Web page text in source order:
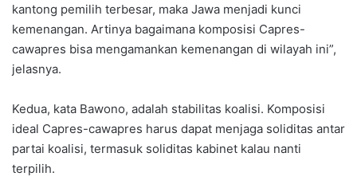
kantong pemilih terbesar, maka Jawa menjadi kunci
kemenangan. Artinya bagaimana komposisi Capres-
cawapres bisa mengamankan kemenangan di wilayah ini”,
jelasnya.
Kedua, kata Bawono, adalah stabilitas koalisi. Komposisi
ideal Capres-cawapres harus dapat menjaga soliditas antar
partai koalisi, termasuk soliditas kabinet kalau nanti
terpilih.